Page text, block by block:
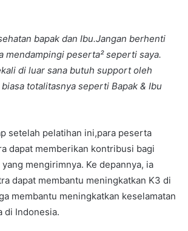
bapak dan Ibu.Jangan berhenti
mendampingi peserta² seperti saya.
di luar sana butuh support oleh
biasa totalitasnya seperti Bapak & Ibu
setelah pelatihan ini,para peserta
dapat memberikan kontribusi bagi
mengirimnya. Ke depannya, ia
dapat membantu meningkatkan K3 di
membantu meningkatkan keselamatan
di Indonesia.